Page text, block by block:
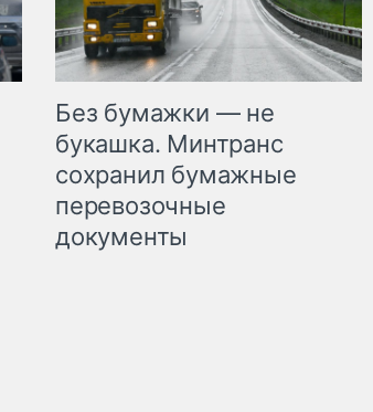
Без бумажки — не
букашка. Минтранс
сохранил бумажные
перевозочные
документы